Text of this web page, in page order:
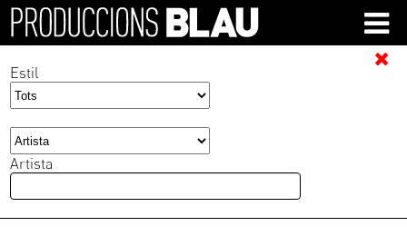
Estil
Artista